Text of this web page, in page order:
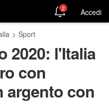
2 Accedi
> Sport
2020: l'Italia
con
argento con